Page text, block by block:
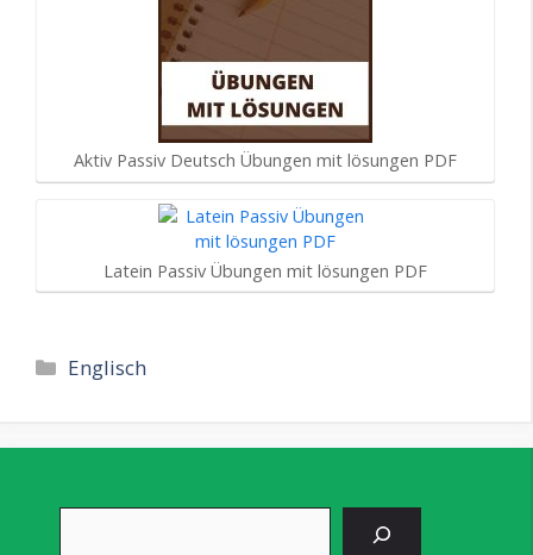
Aktiv Passiv Deutsch Übungen mit lösungen PDF
Latein Passiv Übungen mit lösungen PDF
Kategorien
Englisch